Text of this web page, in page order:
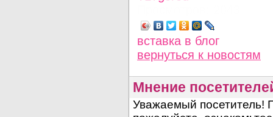
вставка в блог
вернуться к новостям
Мнение